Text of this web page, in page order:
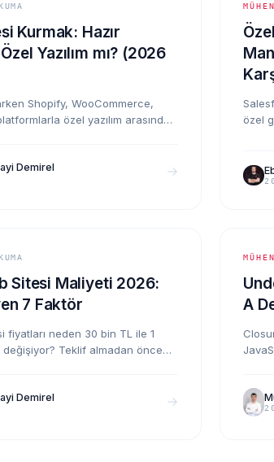
Kurmak: Hazır
Yazılım mı? (2026
Shopify, WooCommerce,
özel yazılım arasında
Demirel
özel
Sitesi Maliyeti 2026:
7 Faktör
fiyatları neden 30 bin TL ile 1
değişiyor? Teklif almadan önce
Demirel
A